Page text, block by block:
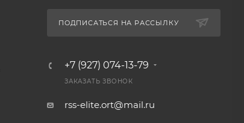
ПОДПИСАТЬСЯ НА РАССЫЛКУ
+7 (927) 074-13-79
ЗАКАЗАТЬ ЗВОНОК
rss-elite.ort@mail.ru